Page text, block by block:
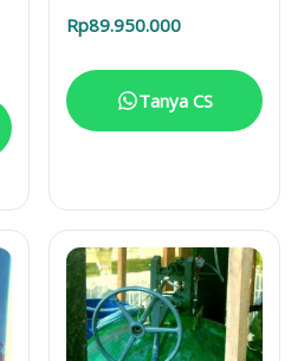
Rp89.950.000
Tanya CS